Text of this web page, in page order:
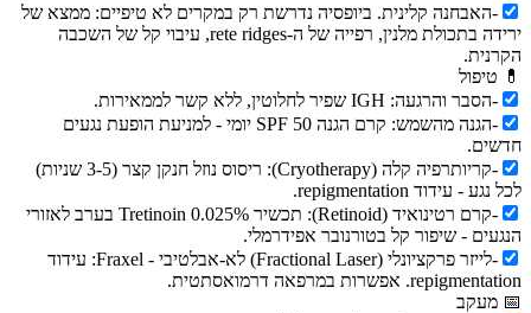
-האבחנה קלינית. ביופסיה נדרשת רק במקרים לא טיפיים: ממצא של
ירידה בתכולת מלנין, רפייה של ה-rete ridges, עיבוי קל של השכבה
הקרנית.
💊 טיפול
-הסבר והרגעה: IGH שפיר לחלוטין, ללא קשר לממאירות.
-
הגנה מהשמש: קרם הגנה SPF 50 יומי - למניעת הופעת נגעים
חדשים.
-
קריותרפיה קלה (Cryotherapy): ריסוס נוזל חנקן קצר (3-5 שניות)
לכל נגע - עידוד repigmentation.
-
קרם רטינואיד (Retinoid): תכשיר Tretinoin 0.025% בערב לאזורי
הנגעים - שיפור קל בטורנובר אפידרמלי.
-
לייזר פרקציונלי (Fractional Laser) לא-אבלטיבי - Fraxel: עידוד
repigmentation. אפשרות במרפאה דרמואסתטית.
📅 מעקב